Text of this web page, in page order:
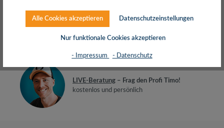
Herstellerinfos
Bewertungen
LIVE-Beratung – Frag den Profi Timo!
kostenlos und persönlich
Alle Cookies akzeptieren Datenschutzeinstellungen
Nur funktionale Cookies akzeptieren
- Impressum - Datenschutz